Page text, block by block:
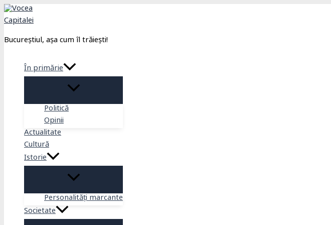
Skip
to
Bucureștiul, așa cum îl trăiești!
În primărie
Politică
Opinii
Actualitate
Cultură
Istorie
Personalități marcante
Societate